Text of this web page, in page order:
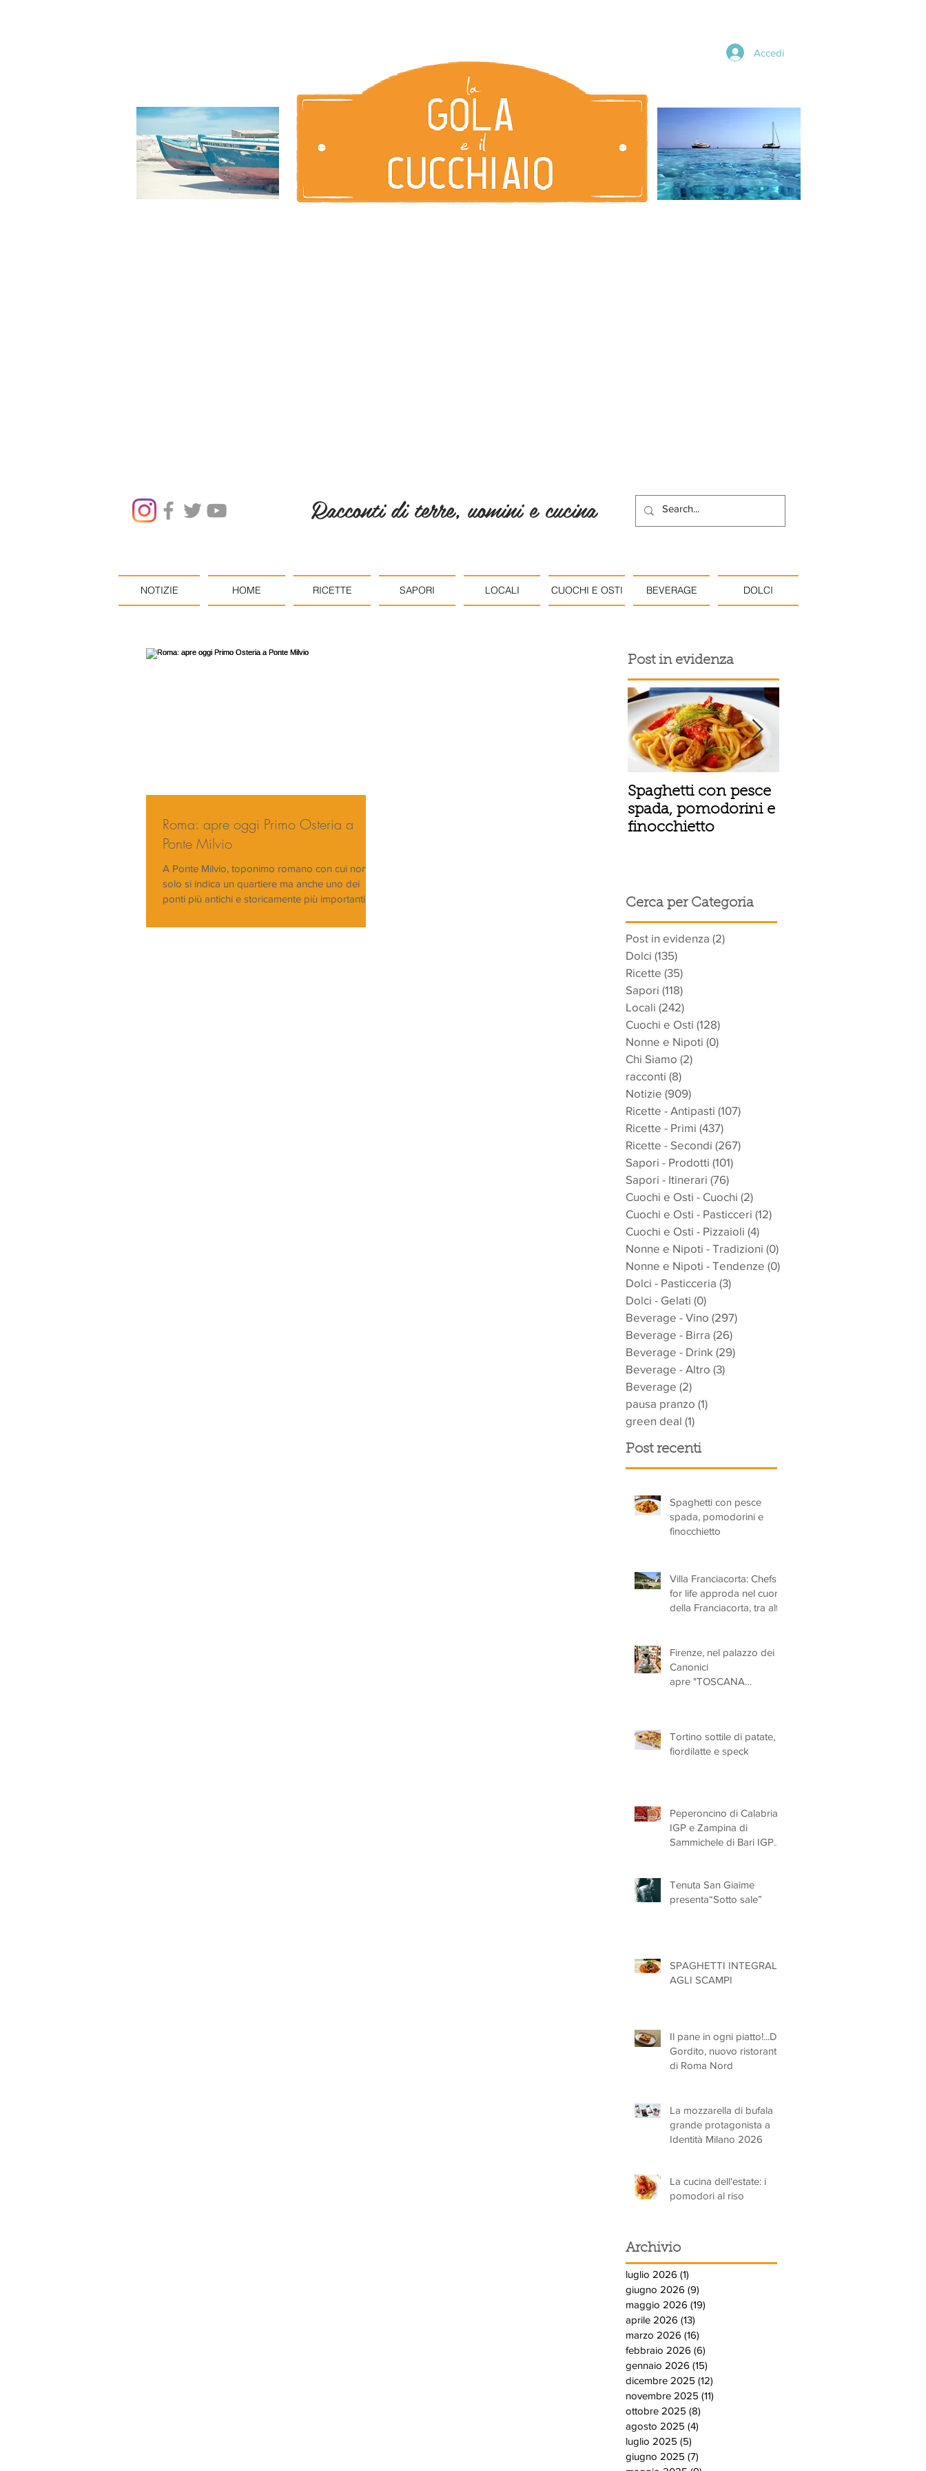
Accedi
Racconti di terre, uomini e cucina
NOTIZIE HOME RICETTE SAPORI LOCALI CUOCHI E OSTI BEVERAGE DOLCI
Roma: apre oggi Primo Osteria a
Ponte Milvio
A Ponte Milvio, toponimo romano con cui non
solo si indica un quartiere ma anche uno dei
ponti più antichi e storicamente più importanti...
Post in evidenza
Spaghetti con pesce
spada, pomodorini e
finocchietto
Cerca per Categoria
Post in evidenza (2)
Dolci (135)
Ricette (35)
Sapori (118)
Locali (242)
Cuochi e Osti (128)
Nonne e Nipoti (0)
Chi Siamo (2)
racconti (8)
Notizie (909)
Ricette - Antipasti (107)
Ricette - Primi (437)
Ricette - Secondi (267)
Sapori - Prodotti (101)
Sapori - Itinerari (76)
Cuochi e Osti - Cuochi (2)
Cuochi e Osti - Pasticceri (12)
Cuochi e Osti - Pizzaioli (4)
Nonne e Nipoti - Tradizioni (0)
Nonne e Nipoti - Tendenze (0)
Dolci - Pasticceria (3)
Dolci - Gelati (0)
Beverage - Vino (297)
Beverage - Birra (26)
Beverage - Drink (29)
Beverage - Altro (3)
Beverage (2)
pausa pranzo (1)
green deal (1)
Post recenti
Spaghetti con pesce
spada, pomodorini e
finocchietto
Villa Franciacorta: Chefs
for life approda nel cuore
della Franciacorta, tra alta
Firenze, nel palazzo dei
Canonici
apre "TOSCANA
Tortino sottile di patate,
fiordilatte e speck
Peperoncino di Calabria
IGP e Zampina di
Sammichele di Bari IGP
Tenuta San Giaime
presenta“Sotto sale”
SPAGHETTI INTEGRALI
AGLI SCAMPI
Il pane in ogni piatto!...Da
Gordito, nuovo ristorante
di Roma Nord
La mozzarella di bufala
grande protagonista a
Identità Milano 2026
La cucina dell'estate: i
pomodori al riso
Archivio
luglio 2026 (1)
giugno 2026 (9)
maggio 2026 (19)
aprile 2026 (13)
marzo 2026 (16)
febbraio 2026 (6)
gennaio 2026 (15)
dicembre 2025 (12)
novembre 2025 (11)
ottobre 2025 (8)
agosto 2025 (4)
luglio 2025 (5)
giugno 2025 (7)